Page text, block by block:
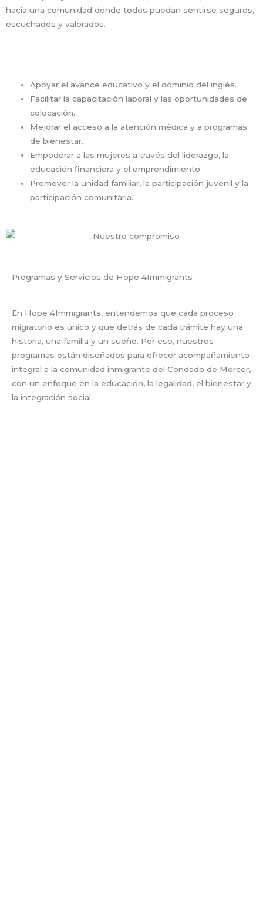
hacia una comunidad donde todos puedan sentirse seguros,
escuchados y valorados.
Apoyar el avance educativo y el dominio del inglés.
⁠Facilitar la capacitación laboral y las oportunidades de
colocación.
Mejorar el acceso a la atención médica y a programas
de bienestar.
Empoderar a las mujeres a través del liderazgo, la
educación financiera y el emprendimiento.
Promover la unidad familiar, la participación juvenil y la
participación comunitaria.
Programas y Servicios de Hope 4Immigrants
En Hope 4Immigrants, entendemos que cada proceso
migratorio es único y que detrás de cada trámite hay una
historia, una familia y un sueño. Por eso, nuestros
programas están diseñados para ofrecer acompañamiento
integral a la comunidad inmigrante del Condado de Mercer,
con un enfoque en la educación, la legalidad, el bienestar y
la integración social.